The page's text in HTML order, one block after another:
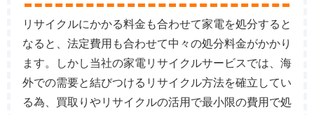
リサイクルにかかる料金も合わせて家電を処分すると
なると、法定費用も合わせて中々の処分料金がかかり
ます。しかし当社の家電リサイクルサービスでは、海
外での需要と結びつけるリサイクル方法を確立してい
る為、買取りやリサイクルの活用で最小限の費用で処